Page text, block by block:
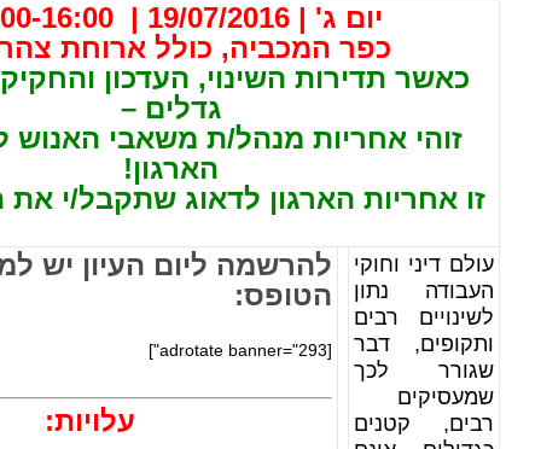
יום ג' | 19/07/2016 | 08:00-16:00
כפר המכביה, כולל ארוחת
כאשר תדירות השינוי, העדכון
גדלים –
זוהי אחריות מנהל/ת משאבי האנוש
הארגון!
זו אחריות הארגון לדאוג שתקבל/י
עולם דיני וחוקי
העבודה נתון
לשינויים רבים
ותקופים, דבר
שגורר לכך
שמעסיקים
רבים, קטנים
להרשמה ליום העיון יש
הטופס:
[adrotate banner="293"]
עלויות: